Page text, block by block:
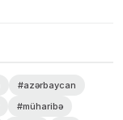
#azərbaycan
#müharibə